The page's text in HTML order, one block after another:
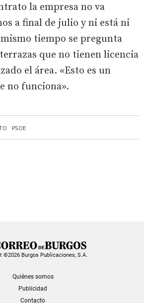
PSOE
la empresa no va
a final de julio y ni está ni
mismo tiempo se pregunta
que no tienen licencia
el área. «Esto es un
no funciona».
©2026 Burgos Publicaciones, S.A.
Quiénes somos
Publicidad
Contacto